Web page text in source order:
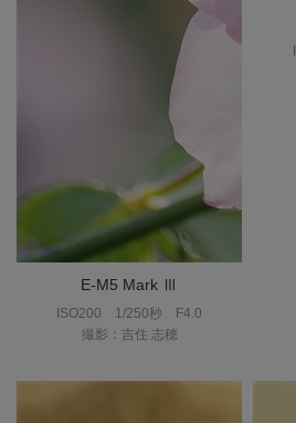
E-M5 Mark Ⅲ
ISO200 1/250秒
F4.0
撮影：吉住 志穂